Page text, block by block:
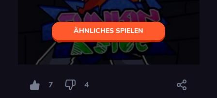
ÄHNLICHES SPIELEN
7 4